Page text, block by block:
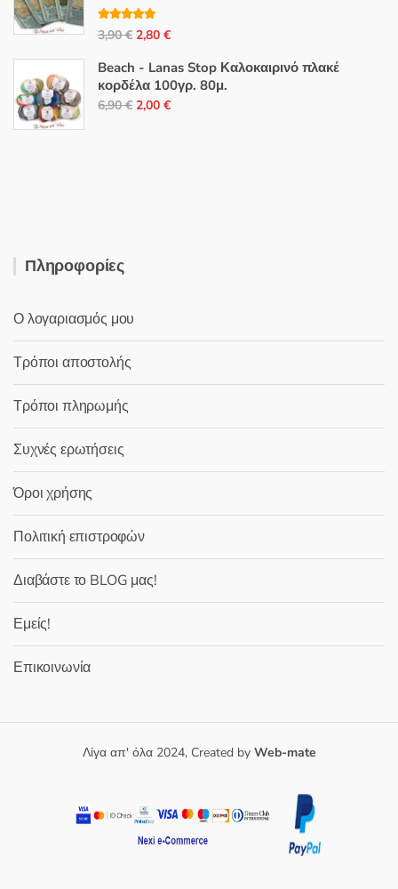
Βαθμολογή
θηκε με 5.00
3,90€ Original
was:
3,90 €.
2,80 €Η
τιμή
είναι:
Beach - Lanas Stop Καλοκαιρινό πλακέ
κορδέλα 100γρ. 80μ.
6,90€ Original
2,00 €Η
Πληροφορίες
Ο λογαριασμός μου
Τρόποι αποστολής
Τρόποι πληρωμής
Συχνές ερωτήσεις
Όροι χρήσης
Πολιτική επιστροφών
Διαβάστε το BLOG μας!
Εμείς!
Επικοινωνία
Λίγα απ' όλα 2024, Created by Web-mate